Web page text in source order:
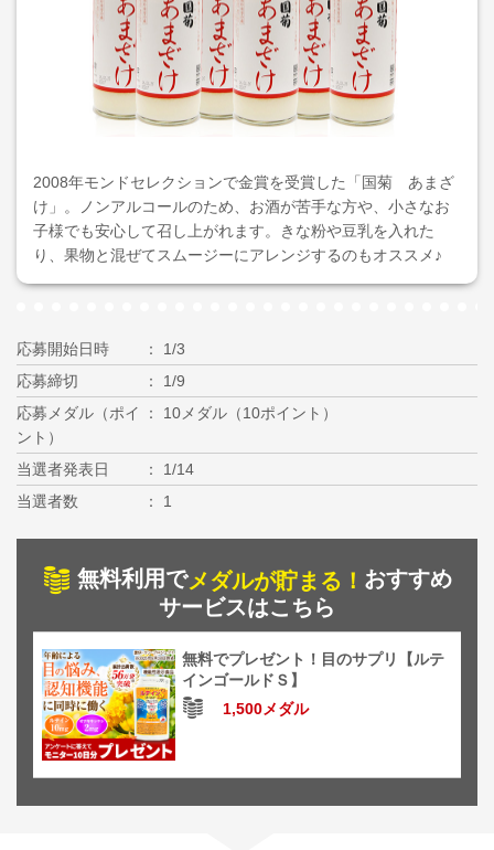
2008年モンドセレクションで金賞を受賞した「国菊 あまざ
け」。ノンアルコールのため、お酒が苦手な方や、小さなお
子様でも安心して召し上がれます。きな粉や豆乳を入れた
り、果物と混ぜてスムージーにアレンジするのもオススメ♪
応募開始日時
1/3
応募締切
1/9
応募メダル（ポイ
ント）
10メダル（10ポイント）
当選者発表日
1/14
当選者数
1
無料利用でメダルが貯まる！ おすすめ
サービスはこちら
無料でプレゼント！目のサプリ【ルテ
インゴールドＳ】
1,500メダル